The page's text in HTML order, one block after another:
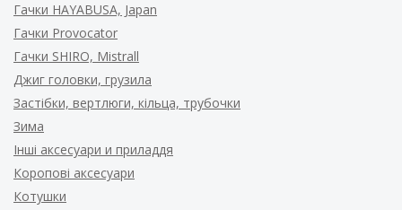
Гачки HAYABUSA, Japan
Гачки Provocator
Гачки SHIRO, Mistrall
Джиг головки, грузила
Застібки, вертлюги, кільца, трубочки
Зима
Інші аксесуари и приладдя
Коропові аксесуари
Котушки